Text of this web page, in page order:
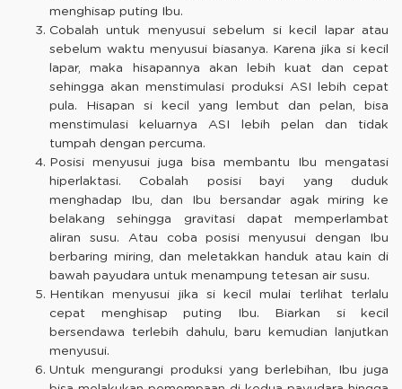
menghisap puting Ibu.
Cobalah untuk menyusui sebelum si kecil lapar atau
sebelum waktu menyusui biasanya. Karena jika si kecil
lapar, maka hisapannya akan lebih kuat dan cepat
sehingga akan menstimulasi produksi ASI lebih cepat
pula. Hisapan si kecil yang lembut dan pelan, bisa
menstimulasi keluarnya ASI lebih pelan dan tidak
tumpah dengan percuma.
Posisi menyusui juga bisa membantu Ibu mengatasi
hiperlaktasi. Cobalah posisi bayi yang duduk
menghadap Ibu, dan Ibu bersandar agak miring ke
belakang sehingga gravitasi dapat memperlambat
aliran susu. Atau coba posisi menyusui dengan Ibu
berbaring miring, dan meletakkan handuk atau kain di
bawah payudara untuk menampung tetesan air susu.
Hentikan menyusui jika si kecil mulai terlihat terlalu
cepat menghisap puting Ibu. Biarkan si kecil
bersendawa terlebih dahulu, baru kemudian lanjutkan
menyusui.
Untuk mengurangi produksi yang berlebihan, Ibu juga